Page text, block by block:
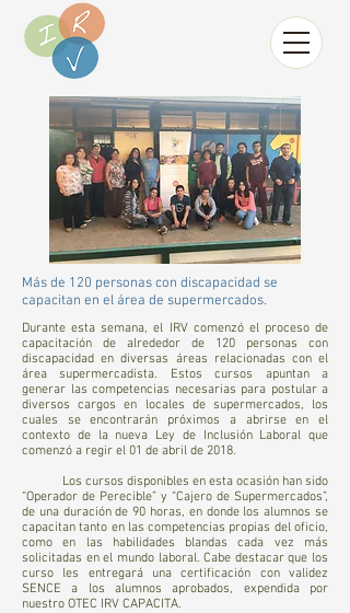
Más de 120 personas con discapacidad se
capacitan en el área de supermercados.
Durante esta semana, el IRV comenzó el proceso de
capacitación de alrededor de 120 personas con
discapacidad en diversas áreas relacionadas con el
área supermercadista. Estos cursos apuntan a
generar las competencias necesarias para postular a
diversos cargos en locales de supermercados, los
cuales se encontrarán próximos a abrirse en el
contexto de la nueva Ley de Inclusión Laboral que
comenzó a regir el 01 de abril de 2018.
Los cursos disponibles en esta ocasión han sido
“Operador de Perecible” y “Cajero de Supermercados”,
de una duración de 90 horas, en donde los alumnos se
capacitan tanto en las competencias propias del oficio,
como en las habilidades blandas cada vez más
solicitadas en el mundo laboral. Cabe destacar que los
curso les entregará una certificación con validez
SENCE a los alumnos aprobados, expendida por
nuestro OTEC IRV CAPACITA.